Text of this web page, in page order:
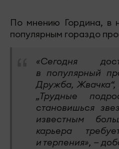
По мнению Гордина, в
популярным гораздо
«Сегодня
в популярный
Дружба, Жвачка“,
„Трудные
становишься
известным
карьера
и терпения», —